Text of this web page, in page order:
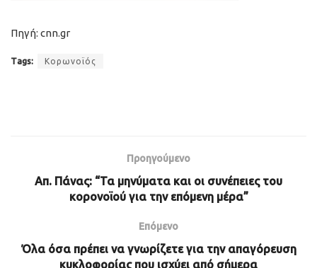
Πηγή: cnn.gr
Tags: Κορωνοϊός
Προηγούμενο
Απ. Πάνας: “Τα μηνύματα και οι συνέπειες του
κορονοϊού για την επόμενη μέρα”
Επόμενο
Όλα όσα πρέπει να γνωρίζετε για την απαγόρευση
κυκλοφορίας που ισχύει από σήμερα